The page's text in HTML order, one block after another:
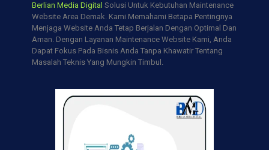
Berlian Media Digital Solusi Untuk Kebutuhan Maintenance
Website Area Demak. Kami Memahami Betapa Pentingnya
Menjaga Website Anda Tetap Berjalan Dengan Optimal Dan
Aman. Dengan Layanan Maintenance Website Kami, Anda
Dapat Fokus Pada Bisnis Anda Tanpa Khawatir Tentang
Masalah Teknis Yang Mungkin Timbul.